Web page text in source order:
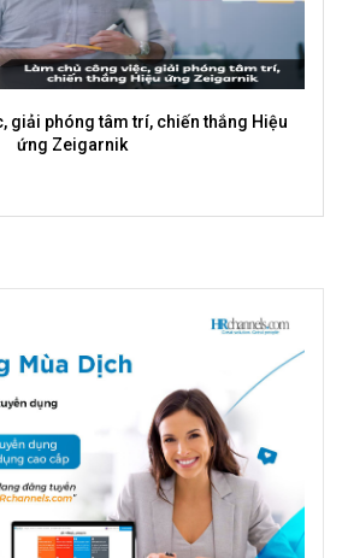
giải phóng tâm trí, chiến thắng Hiệu
ứng Zeigarnik